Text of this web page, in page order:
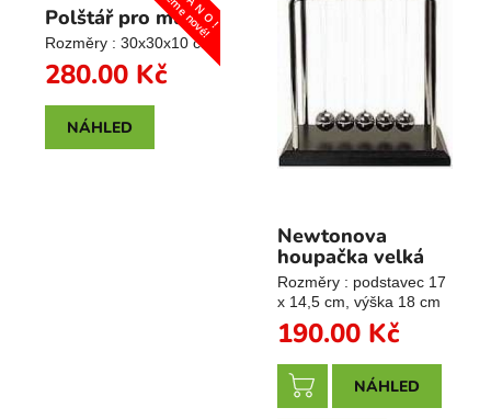
Polštář pro muže
Rozměry : 30x30x10 cm
280.00 Kč
NÁHLED
Newtonova
houpačka velká
Rozměry : podstavec 17
x 14,5 cm, výška 18 cm
190.00 Kč
NÁHLED